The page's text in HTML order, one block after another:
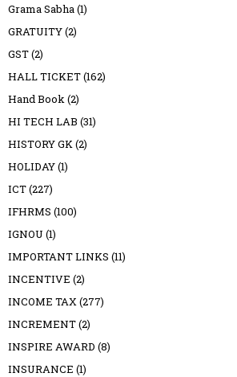
Grama Sabha(1)
GRATUITY(2)
GST(2)
HALL TICKET(162)
Hand Book(2)
HI TECH LAB (31)
HISTORY GK(2)
HOLIDAY(1)
ICT(227)
IFHRMS (100)
IGNOU (1)
IMPORTANT LINKS (11)
INCENTIVE (2)
INCOME TAX(277)
INCREMENT(2)
INSPIRE AWARD (8)
INSURANCE (1)